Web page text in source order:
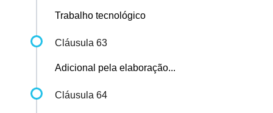
Trabalho tecnológico
Cláusula 63
Adicional pela elaboração...
Cláusula 64